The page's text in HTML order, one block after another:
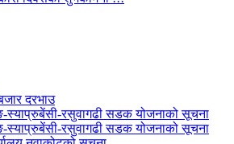
दरभाउ
स्याप्रुबेंसी-रसुवागढी सडक योजनाको सूचना
स्याप्रुबेंसी-रसुवागढी सडक योजनाको सूचना